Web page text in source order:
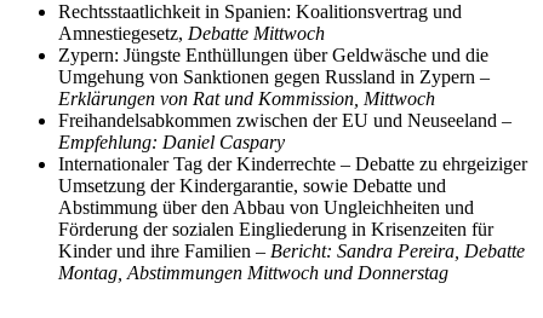
Rechtsstaatlichkeit in Spanien: Koalitionsvertrag und
Amnestiegesetz, Debatte Mittwoch
Zypern: Jüngste Enthüllungen über Geldwäsche und die
Umgehung von Sanktionen gegen Russland in Zypern –
Erklärungen von Rat und Kommission, Mittwoch
Freihandelsabkommen zwischen der EU und Neuseeland –
Empfehlung: Daniel Caspary
Internationaler Tag der Kinderrechte – Debatte zu ehrgeiziger
Umsetzung der Kindergarantie, sowie Debatte und
Abstimmung über den Abbau von Ungleichheiten und
Förderung der sozialen Eingliederung in Krisenzeiten für
Kinder und ihre Familien – Bericht: Sandra Pereira, Debatte
Montag, Abstimmungen Mittwoch und Donnerstag